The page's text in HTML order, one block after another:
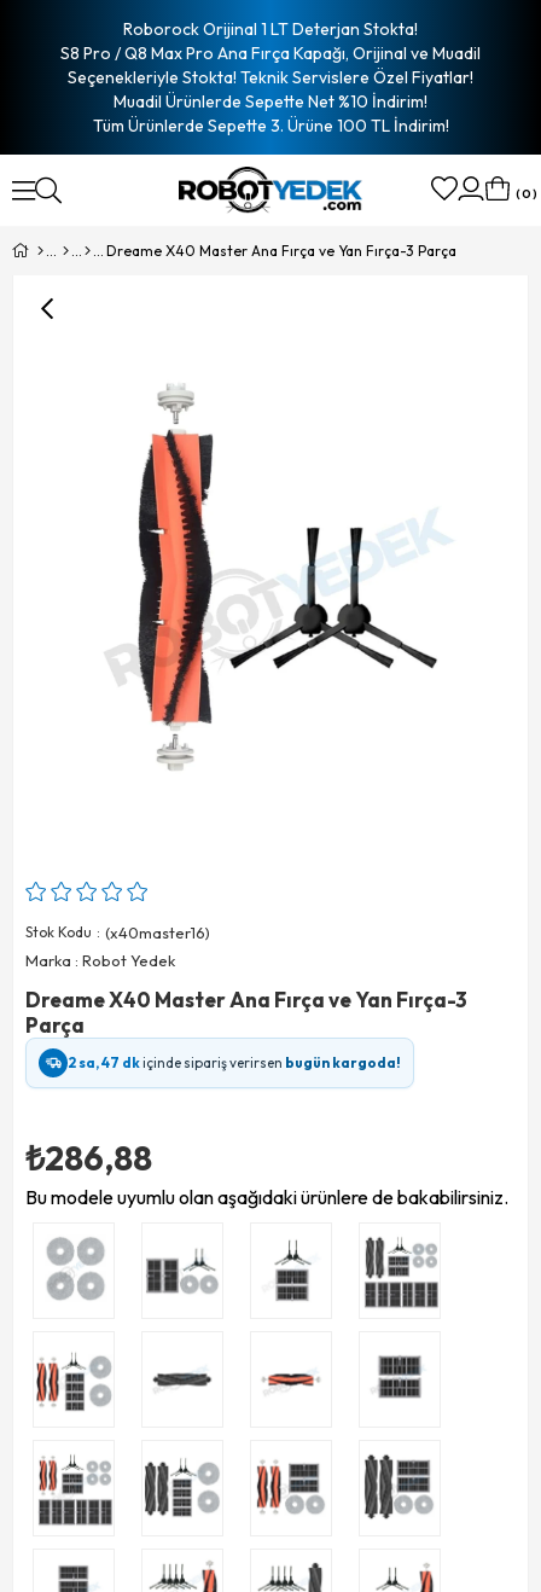
Roborock Orijinal 1 LT Deterjan Stokta!
S8 Pro / Q8 Max Pro Ana Fırça Kapağı, Orijinal ve Muadil
Seçenekleriyle Stokta! Teknik Servislere Özel Fiyatlar!
Muadil Ürünlerde Sepette Net %10 İndirim!
Tüm Ürünlerde Sepette 3. Ürüne 100 TL İndirim!
0
Dreame X40 Master Ana Fırça ve Yan Fırça-3 Parça
Stok Kodu
(x40master16)
Marka : Robot Yedek
Dreame X40 Master Ana Fırça ve Yan Fırça-3
Parça
2 sa, 47 dkiçinde sipariş verirsen bugün kargoda!
₺286,88
Bu modele uyumlu olan aşağıdaki ürünlere de bakabilirsiniz.